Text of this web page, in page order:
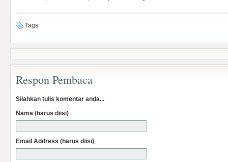
Tags:
Respon Pembaca
Silahkan tulis komentar anda...
Nama (harus diisi)
Email Address (harus diisi)